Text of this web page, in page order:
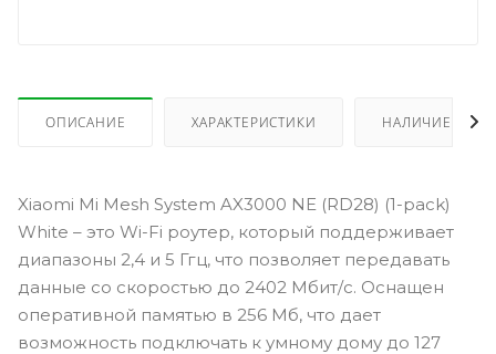
ОПИСАНИЕ ХАРАКТЕРИСТИКИ НАЛИЧИЕ
Xiaomi Mi Mesh System AX3000 NE (RD28) (1-pack)
White – это Wi-Fi роутер, который поддерживает
диапазоны 2,4 и 5 Ггц, что позволяет передавать
данные со скоростью до 2402 Мбит/с. Оснащен
оперативной памятью в 256 Мб, что дает
возможность подключать к умному дому до 127